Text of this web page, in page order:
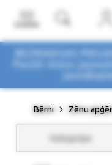
BEZMAKSAS
Pasūti mūsu
Bērni Zēnu
Kategorijas